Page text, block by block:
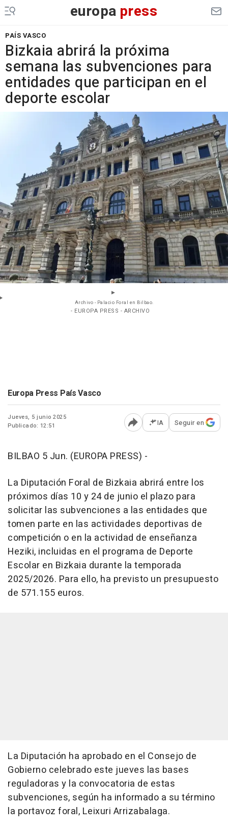
europa press
PAÍS VASCO
Bizkaia abrirá la próxima
semana las subvenciones para
entidades que participan en el
deporte escolar
Archivo - Palacio Foral en Bilbao.
- EUROPA PRESS - ARCHIVO
Europa Press País Vasco
Jueves, 5 junio 2025
Publicado: 12:51
Abrir opciones para
IA Seguir en
BILBAO 5 Jun. (EUROPA PRESS) -
La Diputación Foral de Bizkaia abrirá entre los
próximos días 10 y 24 de junio el plazo para
solicitar las subvenciones a las entidades que
tomen parte en las actividades deportivas de
competición o en la actividad de enseñanza
Heziki, incluidas en el programa de Deporte
Escolar en Bizkaia durante la temporada
2025/2026. Para ello, ha previsto un presupuesto
de 571.155 euros.
La Diputación ha aprobado en el Consejo de
Gobierno celebrado este jueves las bases
reguladoras y la convocatoria de estas
subvenciones, según ha informado a su término
la portavoz foral, Leixuri Arrizabalaga.